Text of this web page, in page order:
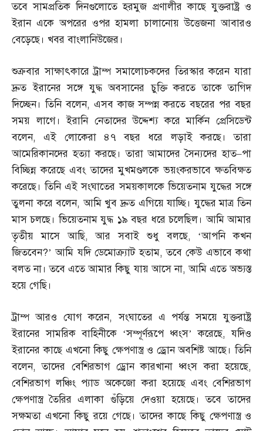
তবে সামপ্রতিক দিনগুলোতে হরমুজ প্রণালীর কাছে যুক্তরাষ্ট্র ও
ইরান একে অপরের ওপর হামলা চালানোয় উত্তেজনা আবারও
বেড়েছে। খবর বাংলানিউজের।
শুক্রবার সাক্ষাৎকারে ট্রাম্প সমালোচকদের তিরস্কার করেন যারা
দ্রুত ইরানের সঙ্গে যুদ্ধ অবসানের চুক্তি করতে তাকে তাগিদ
দিচ্ছেন। তিনি বলেন, এসব কাজ সম্পন্ন করতে বছরের পর বছর
সময় লাগে। ইরানি নেতাদের উদ্দেশ্য করে মার্কিন প্রেসিডেন্ট
বলেন,এই লোকেরা ৪৭ বছর ধরে লড়াই করছে। তারা
আমেরিকানদের হত্যা করছে। তারা আমাদের সৈন্যদের হাত–পা
বিচ্ছিন্ন করেছে এবং তাদের মুখমণ্ডলকে ভয়ংকরভাবে ক্ষতবিক্ষত
করেছে। তিনি এই সংঘাতের সময়কালকে ভিয়েতনাম যুদ্ধের সঙ্গে
তুলনা করে বলেন,আমি খুব দ্রুত এগিয়ে যাচ্ছি। যুদ্ধের মাত্র তিন
মাস চলছে। ভিয়েতনাম যুদ্ধ ১৯ বছর ধরে চলেছিল। আমি আমার
তৃতীয় মাসে আছি,আর সবাই শুধু বলছে, ‘আপনি কখন
জিতবেন?’আমি যদি ডেমোক্র্যাট হতাম,তবে কেউ এভাবে কথা
বলত না। তবে এতে আমার কিছু যায় আসে না,আমি এতে অভ্যস্ত
হয়ে গেছি।
ট্রাম্প আরও যোগ করেন,সংঘাতের এ পর্যন্ত সময়ে যুক্তরাষ্ট্র
ইরানের সামরিক বাহিনীকে ‘সম্পূর্ণরূপে ধ্বংস’ করেছে,যদিও
ইরানের কাছে এখনো কিছু ক্ষেপণাস্ত্র ও ড্রোন অবশিষ্ট আছে। তিনি
বলেন,তাদের বেশিরভাগ ড্রোন কারখানা ধ্বংস করা হয়েছে,
বেশিরভাগ লঞ্চিং প্যাড অকেজো করা হয়েছে এবং বেশিরভাগ
ক্ষেপণাস্ত্র তৈরির এলাকা গুঁড়িয়ে দেওয়া হয়েছে। তবে তাদের
সক্ষমতা এখনো কিছু রয়ে গেছে। তাদের কাছে কিছু ক্ষেপণাস্ত্র ও